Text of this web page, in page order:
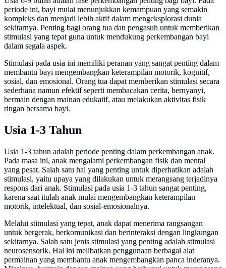
periode ini, bayi mulai menunjukkan kemampuan yang semakin
kompleks dan menjadi lebih aktif dalam mengeksplorasi dunia
sekitarnya. Penting bagi orang tua dan pengasuh untuk memberikan
stimulasi yang tepat guna untuk mendukung perkembangan bayi
dalam segala aspek.
Stimulasi pada usia ini memiliki peranan yang sangat penting dalam
membantu bayi mengembangkan keterampilan motorik, kognitif,
sosial, dan emosional. Orang tua dapat memberikan stimulasi secara
sederhana namun efektif seperti membacakan cerita, bernyanyi,
bermain dengan mainan edukatif, atau melakukan aktivitas fisik
ringan bersama bayi.
Usia 1-3 Tahun
Usia 1-3 tahun adalah periode penting dalam perkembangan anak.
Pada masa ini, anak mengalami perkembangan fisik dan mental
yang pesat. Salah satu hal yang penting untuk diperhatikan adalah
stimulasi, yaitu upaya yang dilakukan untuk merangsang terjadinya
respons dari anak. Stimulasi pada usia 1-3 tahun sangat penting,
karena saat itulah anak mulai mengembangkan keterampilan
motorik, intelektual, dan sosial-emosionalnya.
Melalui stimulasi yang tepat, anak dapat menerima rangsangan
untuk bergerak, berkomunikasi dan berinteraksi dengan lingkungan
sekitarnya. Salah satu jenis stimulasi yang penting adalah stimulasi
neurosensorik. Hal ini melibatkan penggunaan berbagai alat
permainan yang membantu anak mengembangkan panca inderanya.